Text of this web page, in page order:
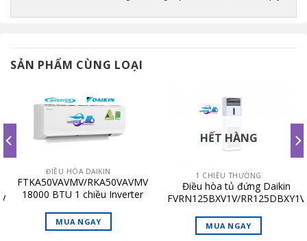
SẢN PHẨM CÙNG LOẠI
ĐIỀU HÒA DAIKIN
FTKA50VAVMV/RKA50VAVMV
18000 BTU 1 chiều Inverter
MUA NGAY
HẾT HÀNG
1 CHIỀU THƯỜNG
Điều hòa tủ đứng Daikin
FVRN125BXV1V/RR125DBXY1V
MUA NGAY